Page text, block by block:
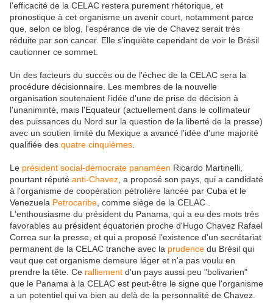
l'efficacité de la CELAC restera purement rhétorique, et
pronostique à cet organisme un avenir court, notamment parce
que, selon ce blog, l'espérance de vie de Chavez serait très
réduite par son cancer. Elle s'inquiète cependant de voir le Brésil
cautionner ce sommet.
Un des facteurs du succès ou de l'échec de la CELAC sera la
procédure décisionnaire. Les membres de la nouvelle
organisation soutenaient l'idée d'une de prise de décision à
l'unaniminté, mais l'Equateur (actuellement dans le collimateur
des puissances du Nord sur la question de la liberté de la presse)
avec un soutien limité du Mexique a avancé l'idée d'une majorité
qualifiée des quatre cinquièmes
Le président social-démocrate panaméen Ricardo Martinelli,
pourtant réputé anti-Chavez , a proposé son pays, qui a candidaté
à l'organisme de coopération pétrolière lancée par Cuba et le
Venezuela Petrocaribe , comme siège de la CELAC .
L'enthousiasme du président du Panama, qui a eu des mots très
favorables au président équatorien proche d'Hugo Chavez Rafael
Correa sur la presse, et qui a proposé l'existence d'un secrétariat
permanent de la CELAC tranche avec la prudence du Brésil qui
veut que cet organisme demeure léger et n'a pas voulu en
prendre la tête. Ce ralliement d'un pays aussi peu "bolivarien"
que le Panama à la CELAC est peut-être le signe que l'organisme
a un potentiel qui va bien au delà de la personnalité de Chavez.